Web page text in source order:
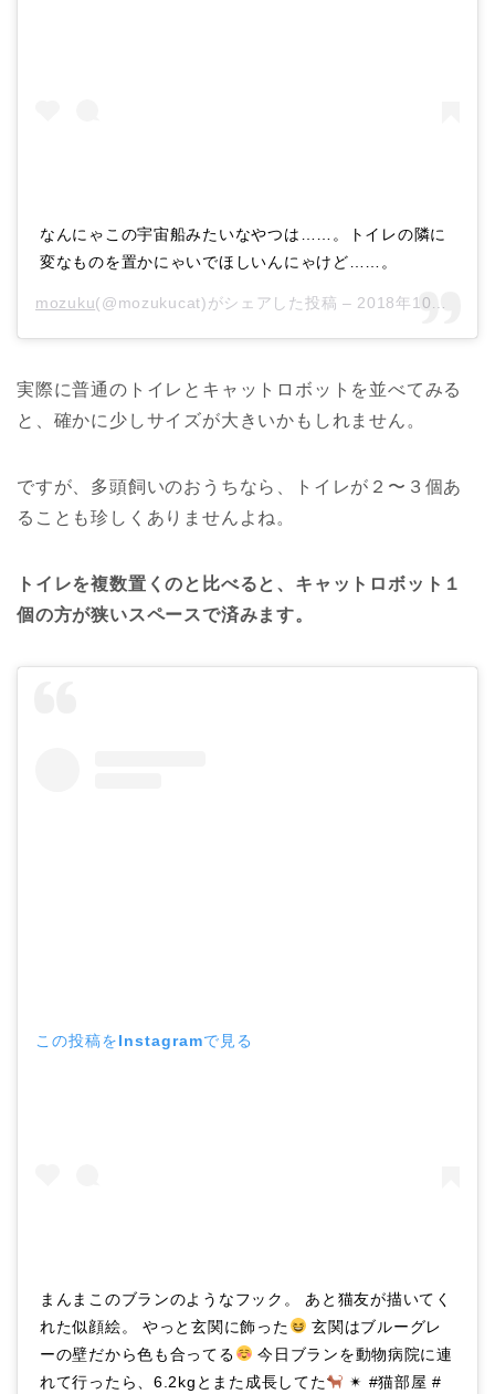
なんにゃこの宇宙船みたいなやつは……。トイレの隣に
変なものを置かにゃいでほしいんにゃけど……。
mozuku(@mozukucat)がシェアした投稿 – 2018年10月月30日午後6時05分PDT
実際に普通のトイレとキャットロボットを並べてみる
と、確かに少しサイズが大きいかもしれません。
ですが、多頭飼いのおうちなら、トイレが２〜３個あ
ることも珍しくありませんよね。
トイレを複数置くのと比べると、キャットロボット１
個の方が狭いスペースで済みます。
この投稿をInstagramで見る
まんまこのブランのようなフック。 あと猫友が描いてく
れた似顔絵。 やっと玄関に飾った
玄関はブルーグレ
ーの壁だから色も合ってる
今日ブランを動物病院に連
れて行ったら、6.2kgとまた成長してた
✴︎ #猫部屋 #